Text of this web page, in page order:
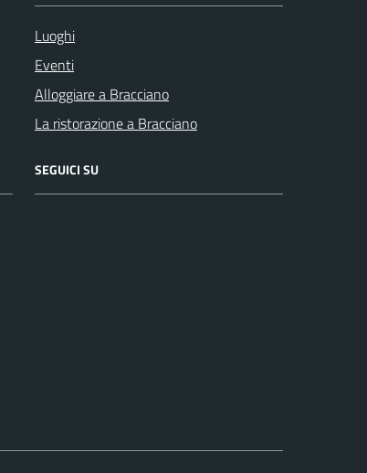
Luoghi
Eventi
Alloggiare a Bracciano
La ristorazione a Bracciano
SEGUICI SU